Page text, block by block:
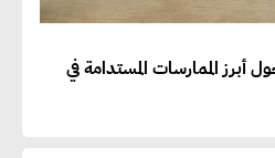
الممارسات المستدامة في